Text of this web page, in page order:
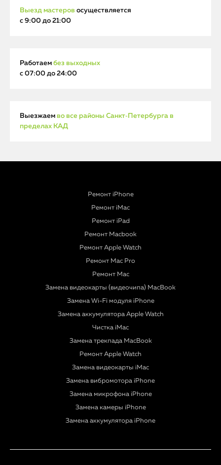
Выезд мастеров осуществляется
с 9:00 до 21:00
Работаем без выходных
с 07:00 до 24:00
Выезжаем во все районы Санкт‑Петербурга в
пределах КАД
Ремонт iPhone
Ремонт iMac
Ремонт iPad
Ремонт Macbook
Ремонт Apple Watch
Ремонт Mac Pro
Ремонт Mac
Замена видеокарты (видеочипа) MacBook
Замена Wi-Fi модуля iPhone
Замена аккумулятора Apple Watch
Чистка iMac
Замена трекпада MacBook
Ремонт Apple Watch
Замена видеокарты iMac
Замена вибромотора iPhone
Замена микрофона iPhone
Замена камеры iPhone
Замена аккумулятора iPhone